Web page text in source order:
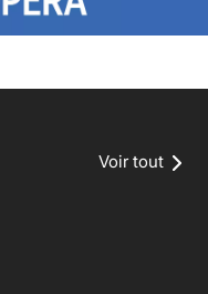
Voir tout